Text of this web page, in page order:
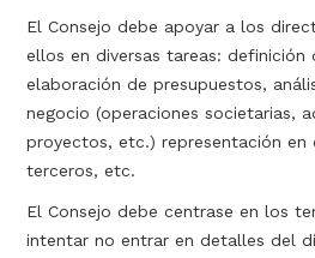
El Consejo debe apoyar a los
ellos en diversas tareas: definición
elaboración de presupuestos,
negocio (operaciones societarias,
proyectos, etc.) representación en
terceros, etc.
El Consejo debe centrase en los
intentar no entrar en detalles del